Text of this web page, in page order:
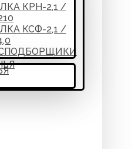
КРН-2,1 /
КСФ-2,1 /